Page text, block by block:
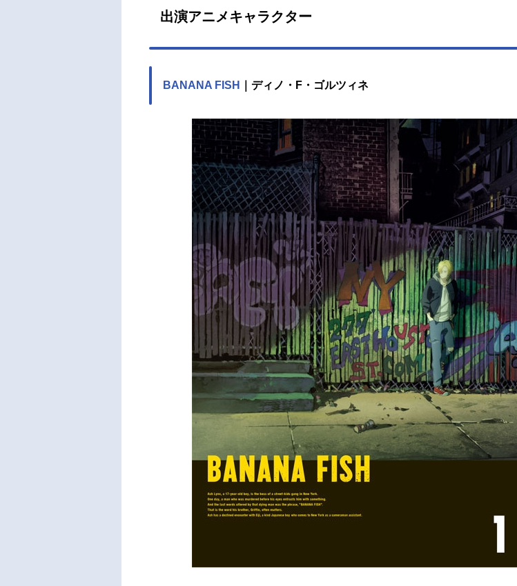
出演アニメキャラクター
BANANA FISH ｜ディノ・F・ゴルツィネ